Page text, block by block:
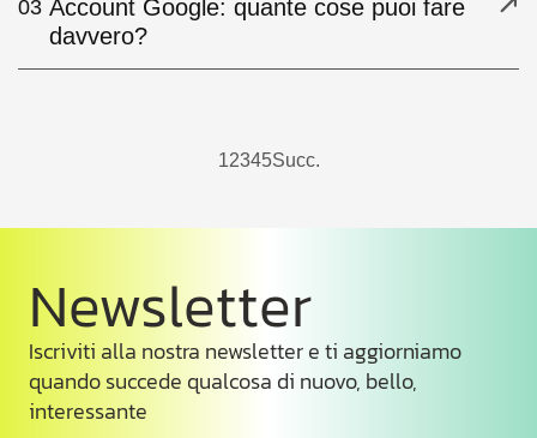
03 Account Google: quante cose puoi fare
davvero?
12345Succ.
Newsletter
Iscriviti alla nostra newsletter e ti aggiorniamo
quando succede qualcosa di nuovo, bello,
interessante